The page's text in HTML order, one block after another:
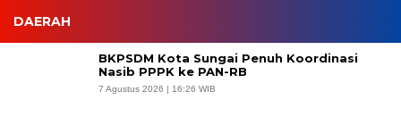
DAERAH
BKPSDM Kota Sungai Penuh Koordinasi
Nasib PPPK ke PAN-RB
7 Agustus 2026 | 16:26 WIB